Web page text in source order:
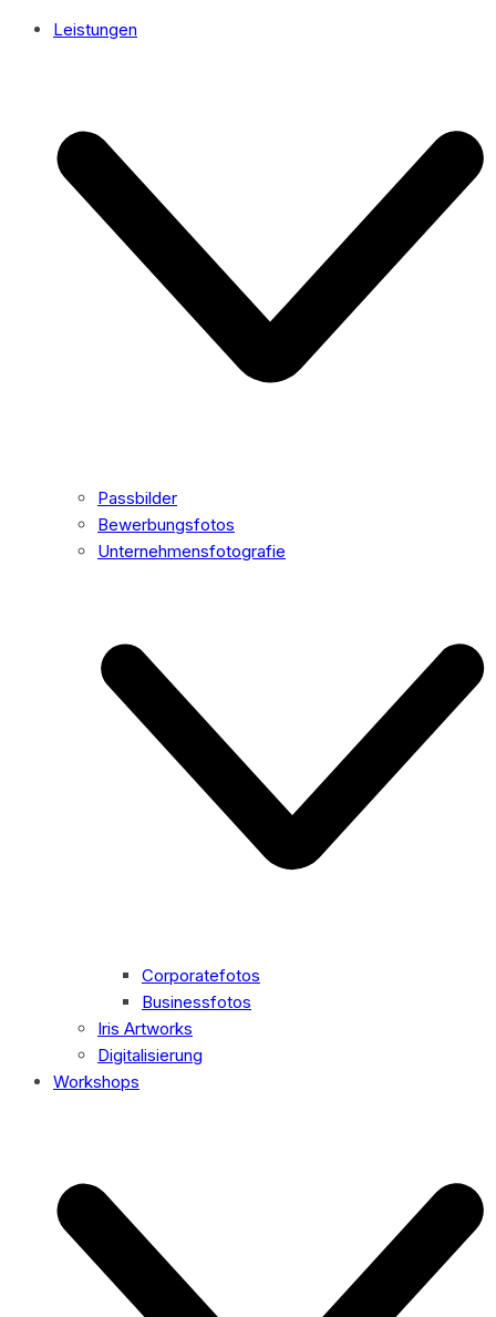
Leistungen
Passbilder
Bewerbungsfotos
Unternehmensfotografie
Corporatefotos
Businessfotos
Iris Artworks
Digitalisierung
Workshops